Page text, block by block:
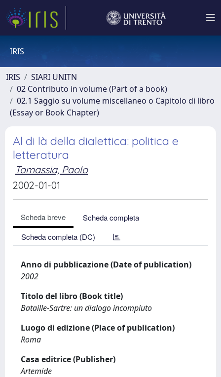
IRIS
IRIS
SIARI UNITN
02 Contributo in volume (Part of a book)
02.1 Saggio su volume miscellaneo o Capitolo di libro
(Essay or Book Chapter)
Al di là della dialettica: politica e
letteratura
Tamassia, Paolo
2002-01-01
Scheda breve
Scheda completa
Scheda completa (DC)
Anno di pubblicazione (Date of publication)
2002
Titolo del libro (Book title)
Bataille-Sartre: un dialogo incompiuto
Luogo di edizione (Place of publication)
Roma
Casa editrice (Publisher)
Artemide